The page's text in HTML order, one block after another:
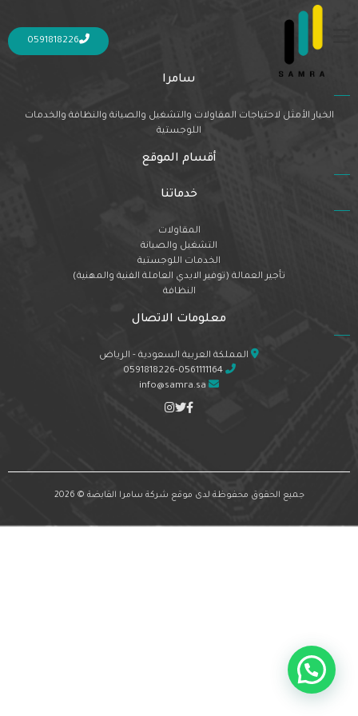
0591818226
Nothing Found
It seems we can’t find what you’re looking for. Perhaps searching can help.
سامرا
الخيار الأمثل لاحتياجات المقاولات والتشغيل والصيانة والنظافة والخدمات
اللوجستية
أقسام الموقع
خدماتنا
المقاولات
التشغيل والصيانة
الخدمات اللوجستية
تأجير العمالة (توفير الايدي العاملة الفنية والمهنية)
النظافة
معلومات الاتصال
المملكة العربية السعودية - الرياض
0591818226-0561111164
info@samra.sa
جميع الحقوق محفوظة لدى موقع شركة سامرا القابضة © 2026